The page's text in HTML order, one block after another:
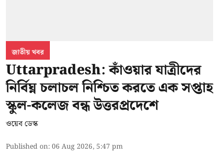
জাতীয় খবর
Uttarpradesh: কাঁওয়ার যাত্রীদের
নির্বিঘ্ন চলাচল নিশ্চিত করতে এক সপ্তাহ
স্কুল-কলেজ বন্ধ উত্তরপ্রদেশে
ওয়েব ডেস্ক
Published on:06 Aug 2026, 5:47 pm